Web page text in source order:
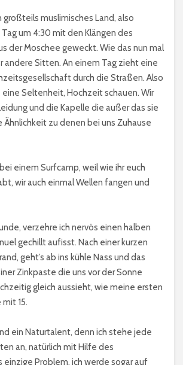
muslimisches Land, also
um 4:30 mit den Klängen des
der Moschee geweckt. Wie das nun mal
andere Sitten. An einem Tag zieht eine
durch die Straßen. Also
eine Seltenheit, Hochzeit schauen. Wir
und die Kapelle die außer das sie
Ähnlichkeit zu denen bei uns Zuhause
einem Surfcamp, weil wie ihr euch
wir auch einmal Wellen fangen und
verzehre ich nervös einen halben
gechillt aufisst. Nach einer kurzen
geht’s ab ins kühle Nass und das
Zinkpaste die uns vor der Sonne
gleich aussieht, wie meine ersten
15.
ein Naturtalent, denn ich stehe jede
an, natürlich mit Hilfe des
einzige Problem, ich werde sogar auf